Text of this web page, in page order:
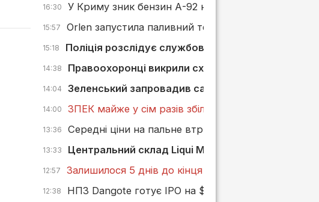
16:30 У Криму зник бензин А-92 невдовзі після його
15:57 Orlen запустила паливний термінал у Ґданську
15:18 Поліція розслідує службову недбалість після
14:38 Правоохоронці викрили схему мінімізації ПДВ
14:04 Зеленський запровадив санкції проти
14:00 ЗПЕК майже у сім разів збільшила сплату податків
13:36 Середні ціни на пальне втрималися, KLO та
13:33 Центральний склад Liqui Moly в Україні згорів
12:57 Залишилося 5 днів до кінця реєстрації на
12:38 НПЗ Dangote готує IPO на $5 млрд — найбільше в